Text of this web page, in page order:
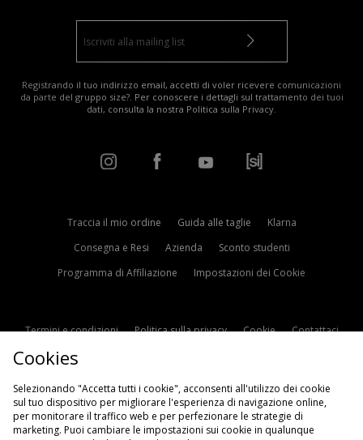
Registrando il tuo indirizzo email, accetti di voler ricevere comunicazioni
da parte del gruppo size?. Per conoscere i dettagli sul trattamento dei tuoi
dati, consulta la nostra Politica sulla Privacy.
Traccia il mio ordine Guida alle taglie
Klarna
Consegna e Resi
Azienda
Sconto studenti
Programma di Affiliazione
Impostazioni dei Cookie
Termini e condizioni Politica sulla privacy Cookie
Contattaci
Cookies
Selezionando "Accetta tutti i cookie", acconsenti all'utilizzo dei cookie
sul tuo dispositivo per migliorare l'esperienza di navigazione online,
per monitorare il traffico web e per perfezionare le strategie di
marketing. Puoi cambiare le impostazioni sui cookie in qualunque